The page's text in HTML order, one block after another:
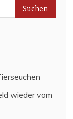
wieder vom